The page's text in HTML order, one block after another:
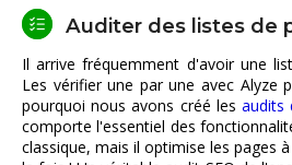
Auditer des listes de
Il arrive fréquemment d'avoir une
Les vérifier une par une avec Alyze
pourquoi nous avons créé les audits
comporte l'essentiel des
classique, mais il optimise les pages